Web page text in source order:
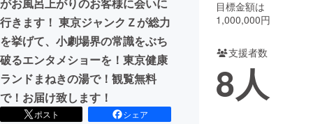
CAMPFIRE for Social Good
CAMPFIRE Creation
CAMPFIREふるさと納税machi-ya コミュニティ
がお風呂上がりのお客様に会いに
行きます！ 東京ジャンクＺが総力
を挙げて、小劇場界の常識をぶち
破るエンタメショーを！東京健康
ランドまねきの湯で！観覧無料
で！お届け致します！
ポスト
シェア
目標金額は
1,000,000円
支援者数
8人